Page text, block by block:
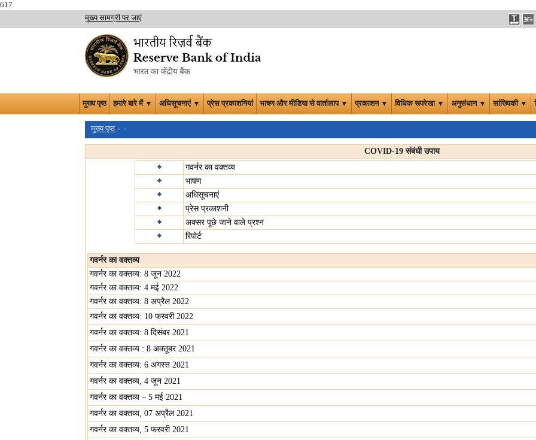
617
मुख्य सामग्री पर जाएं
मुख्य पृष्ठ हमारे बारे में ▼ अधिसूचनाएं ▼ प्रेस प्रकाशनियां भाषण और मीडिया से वार्तालाप ▼ प्रकाशन ▼ विधिक रूपरेखा ▼ अनुसंधान ▼ सांख्यिकी ▼
मुख्य पृष्ठ
COVID-19 संबंधी उपाय
गवर्नर का वक्तव्य
भाषण
अधिसूचनाएं
प्रेस प्रकाशनी
अक्सर पूछे जाने वाले प्रश्न
रिपोर्ट
गवर्नर का वक्तव्य
गवर्नर का वक्तव्य: 8 जून 2022
गवर्नर का वक्तव्य: 4 मई 2022
गवर्नर का वक्तव्य: 8 अप्रैल 2022
गवर्नर का वक्तव्य: 10 फरवरी 2022
गवर्नर का वक्तव्य: 8 दिसंबर 2021
गवर्नर का वक्तव्य : 8 अक्तूबर 2021
गवर्नर का वक्तव्य: 6 अगस्त 2021
गवर्नर का वक्तव्य, 4 जून 2021
गवर्नर का वक्तव्य – 5 मई 2021
गवर्नर का वक्‍तव्‍य, 07 अप्रैल 2021
गवर्नर का वक्तव्य, 5 फरवरी 2021